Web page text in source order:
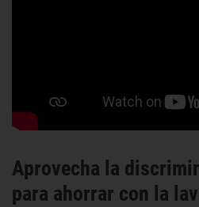
Aprovecha la
para ahorrar con la